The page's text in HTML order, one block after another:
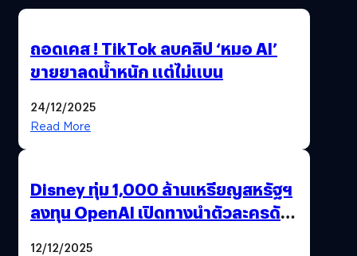
ถอดเคส ! TikTok ลบคลิป ‘หมอ AI’
ขายยาลดน้ำหนัก แต่ไม่แบน
24/12/2025
Read More
Disney ทุ่ม 1,000 ล้านเหรียญสหรัฐฯ
ลงทุน OpenAI เปิดทางนำตัวละครดัง
12/12/2025